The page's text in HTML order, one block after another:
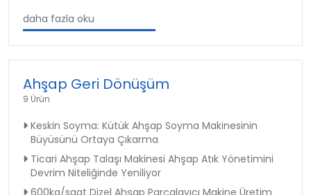
daha fazla oku
Ahşap Geri Dönüşüm
9 Ürün
Keskin Soyma: Kütük Ahşap Soyma Makinesinin
Büyüsünü Ortaya Çıkarma
Ticari Ahşap Talaşı Makinesi Ahşap Atık Yönetimini
Devrim Niteliğinde Yeniliyor
600kg/saat Dizel Ahşap Parçalayıcı Makine Üretim